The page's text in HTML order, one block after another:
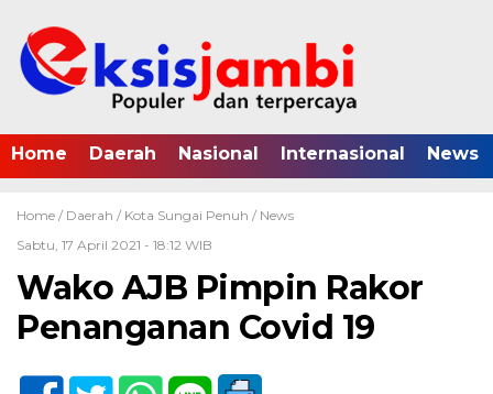
Home Daerah Nasional Internasional News
Home / Daerah / Kota Sungai Penuh / News
Sabtu, 17 April 2021 - 18:12 WIB
Wako AJB Pimpin Rakor
Penanganan Covid 19